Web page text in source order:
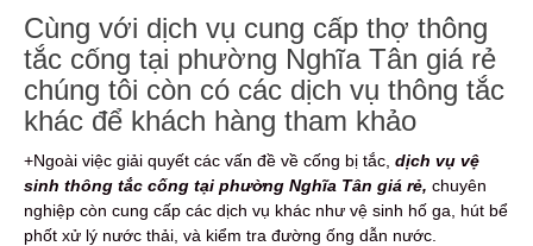
Cùng với dịch vụ cung cấp thợ thông
tắc cống tại phường Nghĩa Tân giá rẻ
chúng tôi còn có các dịch vụ thông tắc
khác để khách hàng tham khảo
+Ngoài việc giải quyết các vấn đề về cống bị tắc, dịch vụ vệ
sinh thông tắc cống tại phường Nghĩa Tân giá rẻ, chuyên
nghiệp còn cung cấp các dịch vụ khác như vệ sinh hố ga, hút bể
phốt xử lý nước thải, và kiểm tra đường ống dẫn nước.